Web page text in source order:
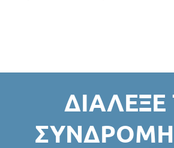
ΔΙΆΛΕΞΕ
ΣΥΝΔΡΟΜΉ